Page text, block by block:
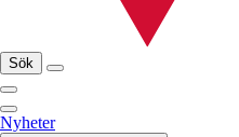
Sök
Nyheter